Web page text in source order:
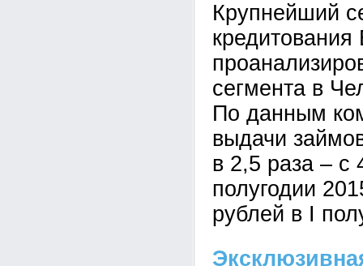
Крупнейший
сегмента в
По данным
выдачи
в 2,5 раза – с
полугодии
рублей в I